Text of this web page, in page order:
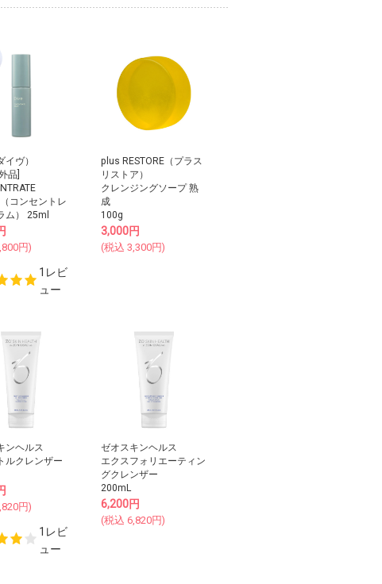
イヴ）
品]
コンセントレ
ム） 25ml
円)
1レビ
ュー
plus RESTORE（プラス
リストア）
クレンジングソープ 熟
成
100g
3,000円
(税込 3,300円)
ンヘルス
ルクレンザー
円)
1レビ
ュー
ゼオスキンヘルス
エクスフォリエーティン
グクレンザー
200mL
6,200円
(税込 6,820円)